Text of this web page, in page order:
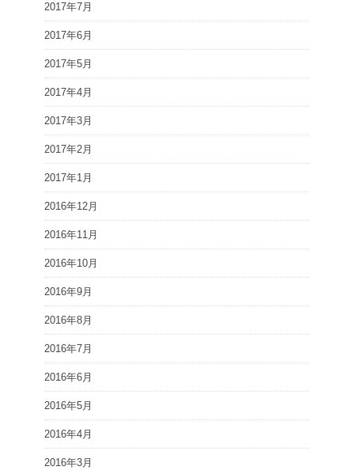
2017年7月
2017年6月
2017年5月
2017年4月
2017年3月
2017年2月
2017年1月
2016年12月
2016年11月
2016年10月
2016年9月
2016年8月
2016年7月
2016年6月
2016年5月
2016年4月
2016年3月